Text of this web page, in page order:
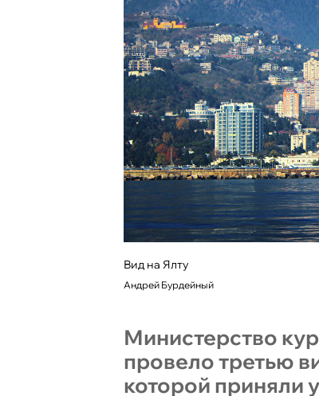
Вид на Ялту
Андрей Бурдейный
Министерство
провело третью
которой приняли